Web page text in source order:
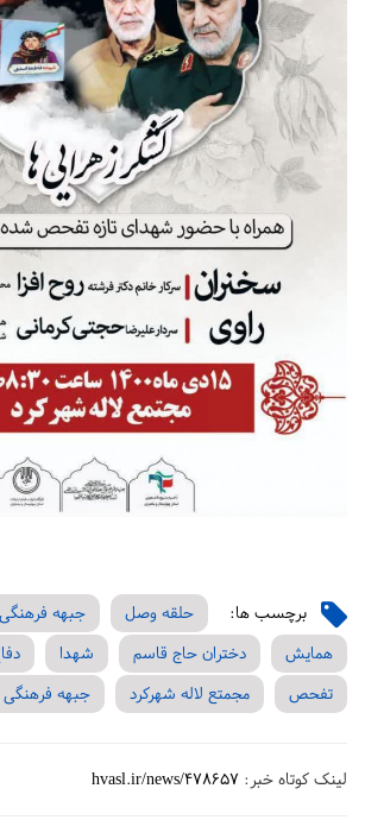
برچسب ها: حلقه وصل
جبهه
همایش
دختران حاج قاسم شهدا
تفحص
مجمتع لاله شهرکرد جبهه فرهنگی
لینک کوتاه خبر: hvasl.ir/news/478657